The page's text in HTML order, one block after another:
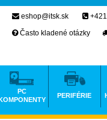
eshop@itsk.sk
Často kladené otázky
PC
PERIFÉRIE